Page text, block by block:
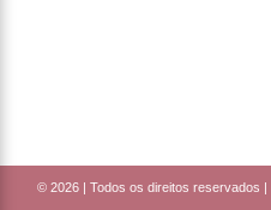
© 2026 | Todos os direitos reservados